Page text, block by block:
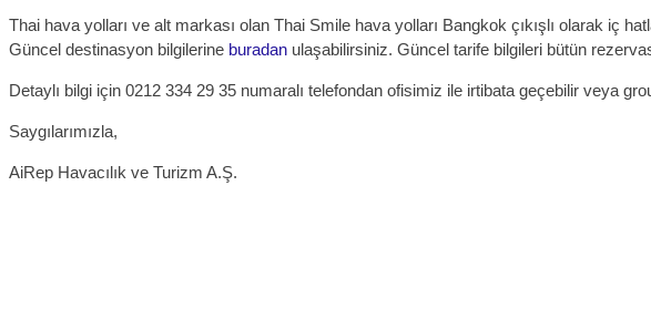
Thai hava yolları ve alt markası olan Thai Smile hava yolları Bangkok çıkışlı olarak iç
Güncel destinasyon bilgilerine buradan ulaşabilirsiniz. Güncel tarife bilgileri bütün
Detaylı bilgi için 0212 334 29 35 numaralı telefondan ofisimiz ile irtibata geçebilir veya
Saygılarımızla,
AiRep Havacılık ve Turizm A.Ş.